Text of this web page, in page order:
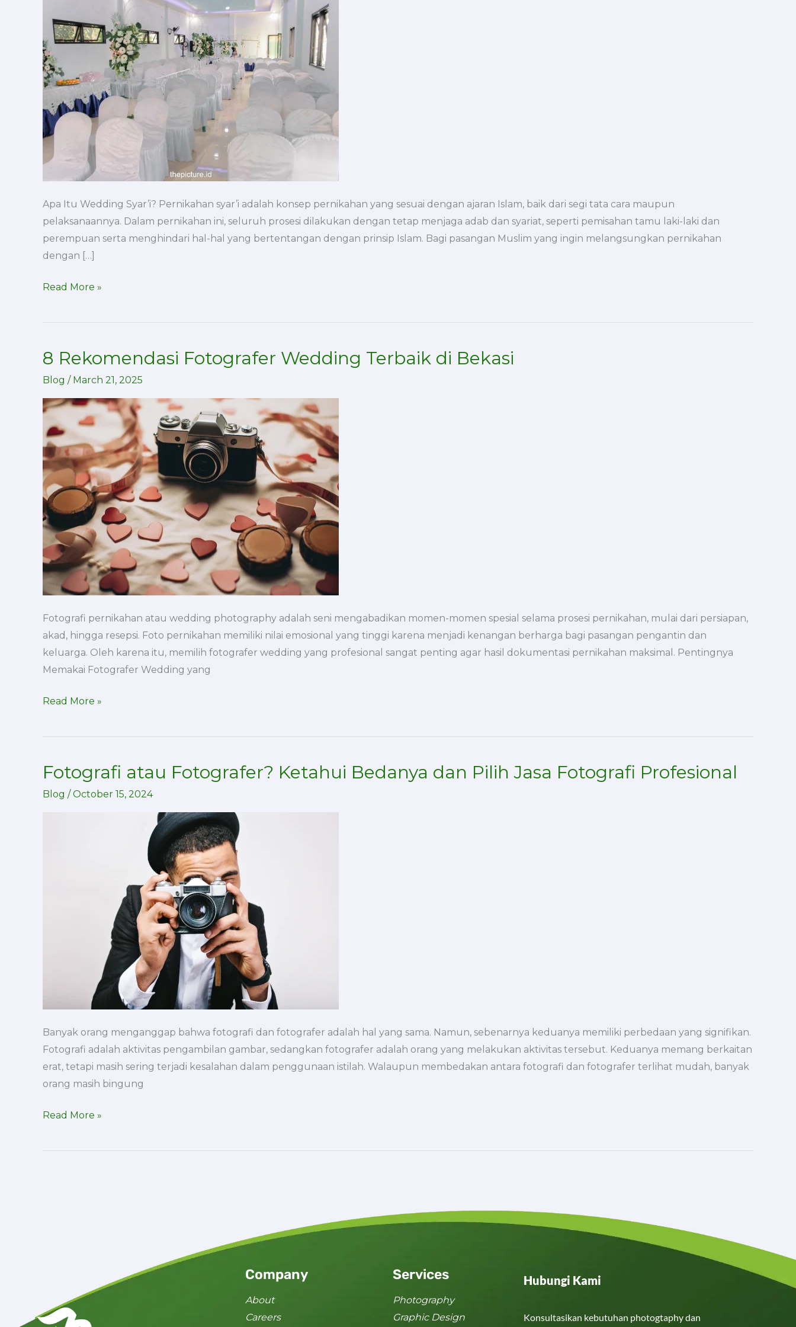
Apa Itu Wedding Syar’i? Pernikahan syar’i adalah konsep pernikahan yang sesuai dengan ajaran Islam, baik dari segi tata cara maupun
pelaksanaannya. Dalam pernikahan ini, seluruh prosesi dilakukan dengan tetap menjaga adab dan syariat, seperti pemisahan tamu laki-laki dan
perempuan serta menghindari hal-hal yang bertentangan dengan prinsip Islam. Bagi pasangan Muslim yang ingin melangsungkan pernikahan
dengan […]
Hal
yang
Perlu
Diperhatikan
Read More »
8 Rekomendasi Fotografer Wedding Terbaik di Bekasi
Blog / March 21, 2025
Fotografi pernikahan atau wedding photography adalah seni mengabadikan momen-momen spesial selama prosesi pernikahan, mulai dari persiapan,
akad, hingga resepsi. Foto pernikahan memiliki nilai emosional yang tinggi karena menjadi kenangan berharga bagi pasangan pengantin dan
keluarga. Oleh karena itu, memilih fotografer wedding yang profesional sangat penting agar hasil dokumentasi pernikahan maksimal. Pentingnya
Memakai Fotografer Wedding yang
8
Fotografer
Wedding
Terbaik
di
Bekasi
Read More »
Fotografi atau Fotografer? Ketahui Bedanya dan Pilih Jasa Fotografi Profesional
Blog /October 15, 2024
Banyak orang menganggap bahwa fotografi dan fotografer adalah hal yang sama. Namun, sebenarnya keduanya memiliki perbedaan yang signifikan.
Fotografi adalah aktivitas pengambilan gambar, sedangkan fotografer adalah orang yang melakukan aktivitas tersebut. Keduanya memang berkaitan
erat, tetapi masih sering terjadi kesalahan dalam penggunaan istilah. Walaupun membedakan antara fotografi dan fotografer terlihat mudah, banyak
orang masih bingung
Fotografi
Fotografer?
Read More »
Company
About
Careers
Services
Photography
Graphic Design
Hubungi Kami
Konsultasikan kebutuhan photogtaphy dan